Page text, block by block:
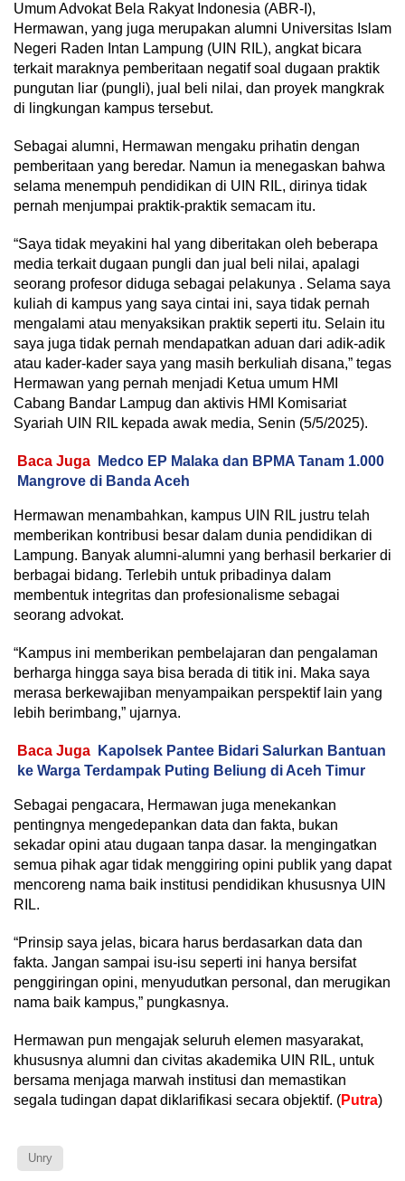
Umum Advokat Bela Rakyat Indonesia (ABR-I),
Hermawan, yang juga merupakan alumni Universitas Islam
Negeri Raden Intan Lampung (UIN RIL), angkat bicara
terkait maraknya pemberitaan negatif soal dugaan praktik
pungutan liar (pungli), jual beli nilai, dan proyek mangkrak
di lingkungan kampus tersebut.
Sebagai alumni, Hermawan mengaku prihatin dengan
pemberitaan yang beredar. Namun ia menegaskan bahwa
selama menempuh pendidikan di UIN RIL, dirinya tidak
pernah menjumpai praktik-praktik semacam itu.
“Saya tidak meyakini hal yang diberitakan oleh beberapa
media terkait dugaan pungli dan jual beli nilai, apalagi
seorang profesor diduga sebagai pelakunya . Selama saya
kuliah di kampus yang saya cintai ini, saya tidak pernah
mengalami atau menyaksikan praktik seperti itu. Selain itu
saya juga tidak pernah mendapatkan aduan dari adik-adik
atau kader-kader saya yang masih berkuliah disana,” tegas
Hermawan yang pernah menjadi Ketua umum HMI
Cabang Bandar Lampug dan aktivis HMI Komisariat
Syariah UIN RIL kepada awak media, Senin (5/5/2025).
Baca Juga
Medco EP Malaka dan BPMA Tanam 1.000
Mangrove di Banda Aceh
Hermawan menambahkan, kampus UIN RIL justru telah
memberikan kontribusi besar dalam dunia pendidikan di
Lampung. Banyak alumni-alumni yang berhasil berkarier di
berbagai bidang. Terlebih untuk pribadinya dalam
membentuk integritas dan profesionalisme sebagai
seorang advokat.
“Kampus ini memberikan pembelajaran dan pengalaman
berharga hingga saya bisa berada di titik ini. Maka saya
merasa berkewajiban menyampaikan perspektif lain yang
lebih berimbang,” ujarnya.
Baca Juga
Kapolsek Pantee Bidari Salurkan Bantuan
ke Warga Terdampak Puting Beliung di Aceh Timur
Sebagai pengacara, Hermawan juga menekankan
pentingnya mengedepankan data dan fakta, bukan
sekadar opini atau dugaan tanpa dasar. Ia mengingatkan
semua pihak agar tidak menggiring opini publik yang dapat
mencoreng nama baik institusi pendidikan khususnya UIN
RIL.
“Prinsip saya jelas, bicara harus berdasarkan data dan
fakta. Jangan sampai isu-isu seperti ini hanya bersifat
penggiringan opini, menyudutkan personal, dan merugikan
nama baik kampus,” pungkasnya.
Hermawan pun mengajak seluruh elemen masyarakat,
khususnya alumni dan civitas akademika UIN RIL, untuk
bersama menjaga marwah institusi dan memastikan
segala tudingan dapat diklarifikasi secara objektif. (Putra)
Unry